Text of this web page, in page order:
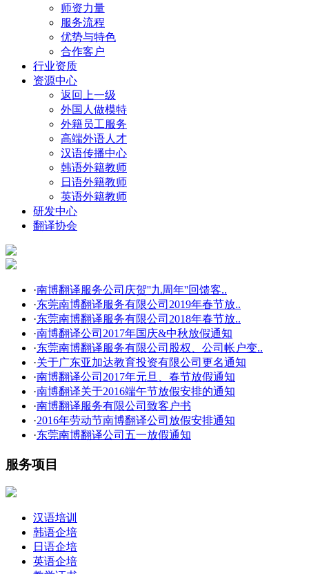
师资力量
服务流程
优势与特色
合作客户
行业资质
资源中心
返回上一级
外国人做模特
外籍员工服务
高端外语人才
汉语传播中心
韩语外籍教师
日语外籍教师
英语外籍教师
研发中心
翻译协会
·南博翻译服务公司庆贺''九周年''回馈客..
·东莞南博翻译服务有限公司2019年春节放..
·东莞南博翻译服务有限公司2018年春节放..
·南博翻译公司2017年国庆&中秋放假通知
·东莞南博翻译服务有限公司股权、公司帐户变..
·关于广东亚加达教育投资有限公司更名通知
·南博翻译公司2017年元旦、春节放假通知
·南博翻译关于2016端午节放假安排的通知
·南博翻译服务有限公司致客户书
·2016年劳动节南博翻译公司放假安排通知
·东莞南博翻译公司五一放假通知
服务项目
汉语培训
韩语企培
日语企培
英语企培